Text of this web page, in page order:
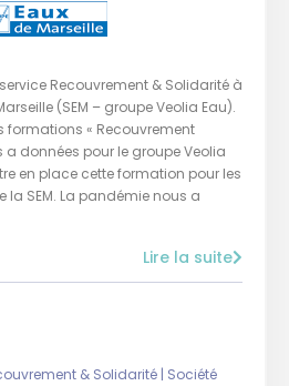
Recouvrement & Solidarité à
(SEM – groupe Veolia Eau).
formations « Recouvrement
a données pour le groupe Veolia
en place cette formation pour les
SEM. La pandémie nous a
Lire la suite
& Solidarité | Société